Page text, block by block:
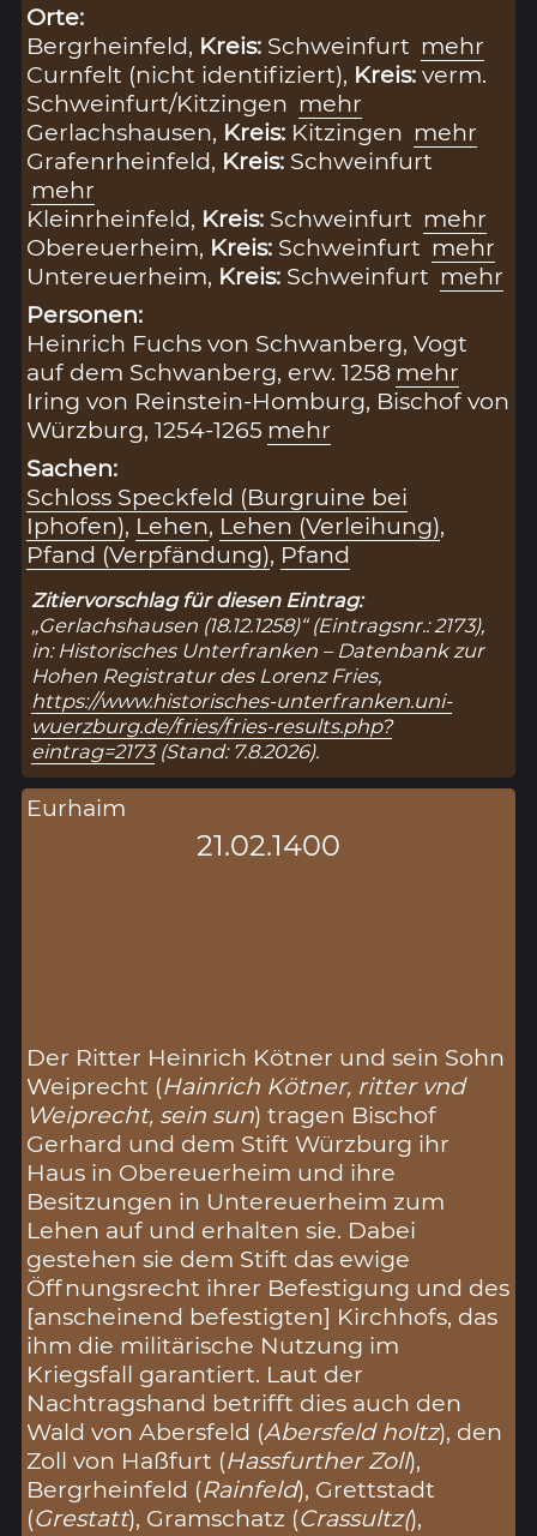
Orte:
Bergrheinfeld, Kreis: Schweinfurt mehr
Curnfelt (nicht identifiziert), Kreis:verm.
Schweinfurt/Kitzingen mehr
Gerlachshausen, Kreis: Kitzingen mehr
Grafenrheinfeld, Kreis: Schweinfurt
mehr
Kleinrheinfeld, Kreis: Schweinfurt mehr
Obereuerheim, Kreis: Schweinfurt mehr
Untereuerheim, Kreis: Schweinfurt mehr
Personen:
Heinrich Fuchs von Schwanberg, Vogt
auf dem Schwanberg, erw. 1258 mehr
Iring von Reinstein-Homburg, Bischof von
Würzburg, 1254-1265 mehr
Sachen:
Schloss Speckfeld (Burgruine bei
Iphofen), Lehen, Lehen (Verleihung),
Pfand (Verpfändung), Pfand
Zitiervorschlag für diesen Eintrag:
„Gerlachshausen (18.12.1258)“ (Eintragsnr.: 2173),
in: Historisches Unterfranken – Datenbank zur
Hohen Registratur des Lorenz Fries,
https://www.historisches-unterfranken.uni-
wuerzburg.de/fries/fries-results.php?
eintrag=2173(Stand: 7.8.2026).
Eurhaim
21.02.1400
Der Ritter Heinrich Kötner und sein Sohn
Weiprecht (Hainrich Kötner, ritter vnd
Weiprecht, sein sun) tragen Bischof
Gerhard und dem Stift Würzburg ihr
Haus in Obereuerheim und ihre
Besitzungen in Untereuerheim zum
Lehen auf und erhalten sie. Dabei
gestehen sie dem Stift das ewige
Öffnungsrecht ihrer Befestigung und des
[anscheinend befestigten] Kirchhofs, das
ihm die militärische Nutzung im
Kriegsfall garantiert. Laut der
Nachtragshand betrifft dies auch den
Wald von Abersfeld (Abersfeld holtz), den
Zoll von Haßfurt (Hassfurther Zoll),
Bergrheinfeld (Rainfeld), Grettstadt
(Grestatt), Gramschatz (Crassultz(),